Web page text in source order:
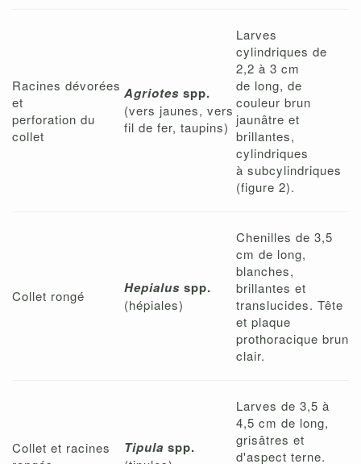
Racines dévorées
et
perforation du
collet
Agriotes spp.
(vers jaunes, vers
fil de fer, taupins)
Larves
cylindriques de
2,2 à 3 cm
de long, de
couleur brun
jaunâtre et
brillantes,
cylindriques
à subcylindriques
(figure 2).
Collet rongé Hepialus spp.
(hépiales)
Chenilles de 3,5
cm de long,
blanches,
brillantes et
translucides. Tête
et plaque
prothoracique brun
clair.
Collet et racines
Tipula spp.
Larves de 3,5 à
4,5 cm de long,
grisâtres et
d'aspect terne.